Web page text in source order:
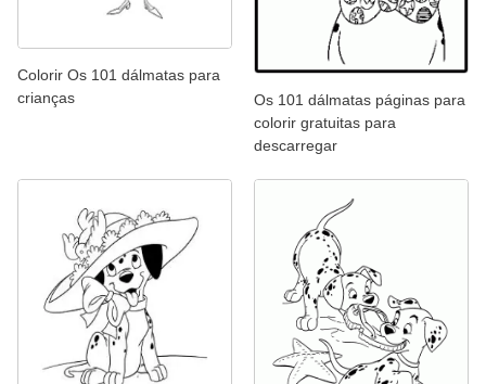
Colorir Os 101 dálmatas para
crianças
Os 101 dálmatas páginas para
colorir gratuitas para
descarregar